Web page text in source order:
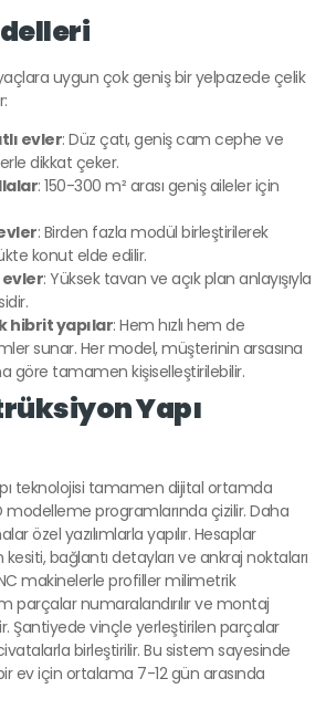
uygun çok geniş bir yelpazede çelik
evler: Düz çatı, geniş cam cephe ve
dikkat çeker.
: 150-300 m² arası geniş aileler için
: Birden fazla modül birleştirilerek
konut elde edilir.
evler: Yüksek tavan ve açık plan anlayışıyla
hibrit yapılar: Hem hızlı hem de
sunar. Her model, müşterinin arsasına
göre tamamen kişiselleştirilebilir.
Yapı
teknolojisi tamamen dijital ortamda
modelleme programlarında çizilir. Daha
özel yazılımlarla yapılır. Hesaplar
bağlantı detayları ve ankraj noktaları
makinelerle profiller milimetrik
parçalar numaralandırılır ve montaj
Şantiyede vinçle yerleştirilen parçalar
birleştirilir. Bu sistem sayesinde
ev için ortalama 7-12 gün arasında